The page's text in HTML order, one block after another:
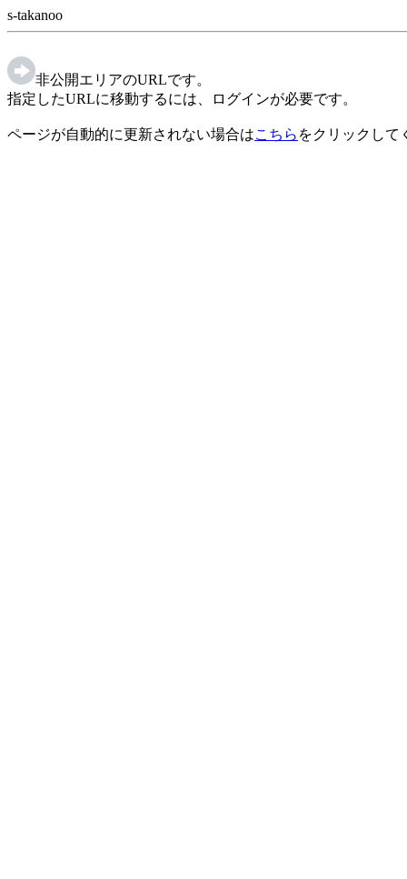
s-takanoo
非公開エリアのURLです。
指定したURLに移動するには、ログインが必要です。
ページが自動的に更新されない場合はこちら をクリックして